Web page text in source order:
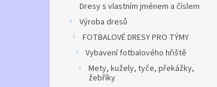
Dresy s vlastním jménem a číslem
Výroba dresů
FOTBALOVÉ DRESY PRO TÝMY
Vybavení fotbalového hřiště
Mety, kužely, tyče, překážky,
žebříky